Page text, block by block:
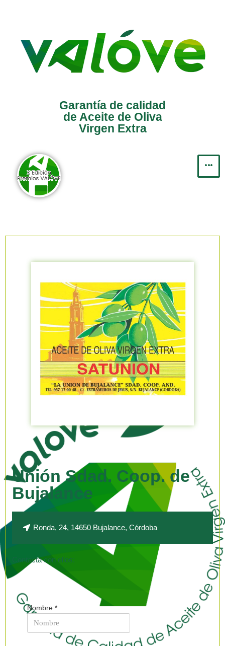
contenido
Garantía de calidad
de Aceite de Oliva
Virgen Extra
Unión Sdad. Coop. de
Bujalance
Ronda, 24, 14650 Bujalance, Córdoba
Contacta con ellos:
Nombre*